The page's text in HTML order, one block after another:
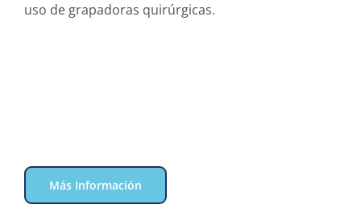
uso de grapadoras quirúrgicas.
Más Información